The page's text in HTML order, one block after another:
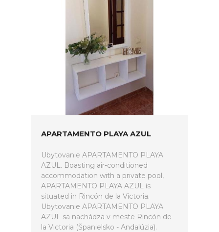
APARTAMENTO PLAYA AZUL
Ubytovanie APARTAMENTO PLAYA
AZUL. Boasting air-conditioned
accommodation with a private pool,
APARTAMENTO PLAYA AZUL is
situated in Rincón de la Victoria.
Ubytovanie APARTAMENTO PLAYA
AZUL sa nachádza v meste Rincón de
la Victoria (Španielsko - Andalúzia).